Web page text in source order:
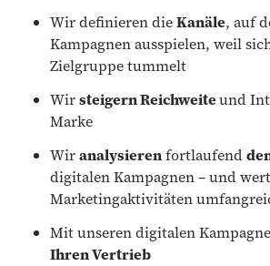
Wir definieren dieKanäle, auf
Kampagnen ausspielen, weil
Zielgruppe tummelt
Wirsteigern Reichweiteund
Marke
Wiranalysierenfortlaufend
digitalen Kampagnen – und
Marketingaktivitäten
Mit unseren digitalen
Ihren Vertrieb